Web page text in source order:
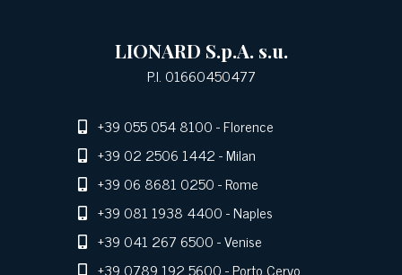
LIONARD S.p.A. s.u.
P.I. 01660450477
+39 055 054 8100- Florence
+39 02 2506 1442- Milan
+39 06 8681 0250- Rome
+39 081 1938 4400- Naples
+39 041 267 6500- Venise
+39 0789 192 5600- Porto Cervo